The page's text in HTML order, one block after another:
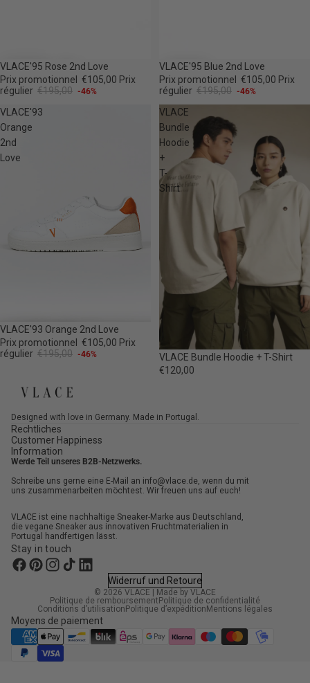
-46%
VLACE'95 Rose 2nd Love
Prix promotionnel
€105,00 Prix
régulier €195,00 -46%
-46%
VLACE'95 Blue 2nd Love
Prix promotionnel
€105,00 Prix
régulier €195,00 -46%
VLACE'93
Orange
2nd
Love
-46%
VLACE'93 Orange 2nd Love
Prix promotionnel
€105,00 Prix
régulier €195,00 -46%
VLACE
Bundle
Hoodie
+
T-
Shirt
VLACE Bundle Hoodie + T-Shirt
€120,00
Designed with love in Germany. Made in Portugal.
Rechtliches
Customer Happiness
Information
Werde Teil unseres B2B-Netzwerks.
Schreibe uns gerne eine E-Mail an info@vlace.de, wenn du mit
uns zusammenarbeiten möchtest. Wir freuen uns auf euch!
VLACE ist eine nachhaltige Sneaker-Marke aus Deutschland,
die vegane Sneaker aus innovativen Fruchtmaterialien in
Portugal handfertigen lässt.
Stay in touch
Widerruf und Retoure
© 2026 VLACE
Made by VLACE
Politique de remboursement Politique de confidentialité
Conditions d’utilisation Politique d’expédition Mentions légales
Moyens de paiement